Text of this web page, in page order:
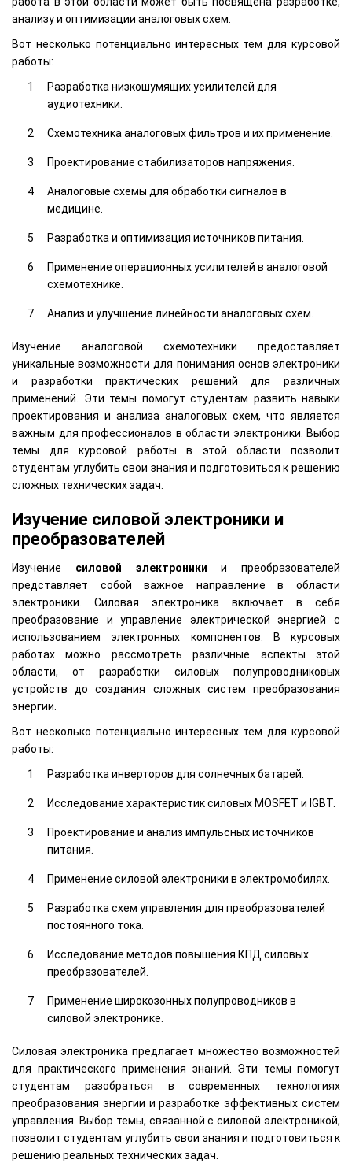
анализу и оптимизации аналоговых схем.
Вот несколько потенциально интересных тем для курсовой
работы:
Разработка низкошумящих усилителей для
аудиотехники.
Схемотехника аналоговых фильтров и их применение.
Проектирование стабилизаторов напряжения.
Аналоговые схемы для обработки сигналов в
медицине.
Разработка и оптимизация источников питания.
Применение операционных усилителей в аналоговой
схемотехнике.
Анализ и улучшение линейности аналоговых схем.
Изучение аналоговой схемотехники предоставляет
уникальные возможности для понимания основ электроники
и разработки практических решений для различных
применений. Эти темы помогут студентам развить навыки
проектирования и анализа аналоговых схем, что является
важным для профессионалов в области электроники. Выбор
темы для курсовой работы в этой области позволит
студентам углубить свои знания и подготовиться к решению
сложных технических задач.
Изучение силовой электроники и
преобразователей
Изучение силовой электроники и преобразователей
представляет собой важное направление в области
электроники. Силовая электроника включает в себя
преобразование и управление электрической энергией с
использованием электронных компонентов. В курсовых
работах можно рассмотреть различные аспекты этой
области, от разработки силовых полупроводниковых
устройств до создания сложных систем преобразования
энергии.
Вот несколько потенциально интересных тем для курсовой
работы:
Разработка инверторов для солнечных батарей.
Исследование характеристик силовых MOSFET и IGBT.
Проектирование и анализ импульсных источников
питания.
Применение силовой электроники в электромобилях.
Разработка схем управления для преобразователей
постоянного тока.
Исследование методов повышения КПД силовых
преобразователей.
Применение широкозонных полупроводников в
силовой электронике.
Силовая электроника предлагает множество возможностей
для практического применения знаний. Эти темы помогут
студентам разобраться в современных технологиях
преобразования энергии и разработке эффективных систем
управления. Выбор темы, связанной с силовой электроникой,
позволит студентам углубить свои знания и подготовиться к
решению реальных технических задач.